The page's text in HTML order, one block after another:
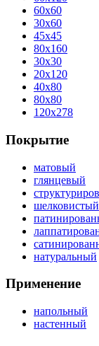
60x60
30x60
45x45
80x160
30x30
20x120
40x80
80x80
120x278
Покрытие
матовый
глянцевый
шелковистый
натуральный
Применение
напольный
настенный